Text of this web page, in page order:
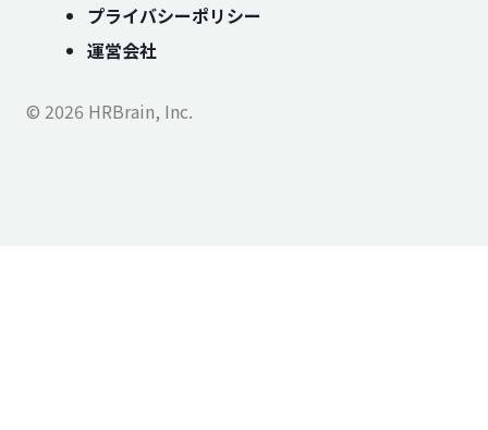
プライバシーポリシー
運営会社
© 2026 HRBrain, Inc.